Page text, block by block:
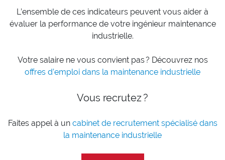
L’ensemble de ces indicateurs peuvent vous aider à
évaluer la performance de votre ingénieur maintenance
industrielle.
Votre salaire ne vous convient pas ? Découvrez nos
offres d’emploi dans la maintenance industrielle
Vous recrutez ?
Faites appel à un cabinet de recrutement spécialisé dans
la maintenance industrielle